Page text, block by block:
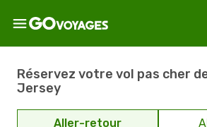
Réservez votre vol pas cher
Jersey
Aller-retour